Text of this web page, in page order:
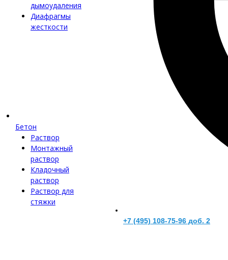
дымоудаления
Диафрагмы
жесткости
Бетон
Раствор
Монтажный
раствор
Кладочный
раствор
Раствор для
стяжки
+7 (495) 108-75-96 доб. 2